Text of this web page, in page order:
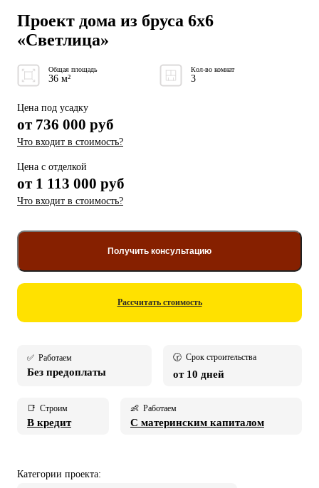
Проект дома из бруса 6x6
«Светлица»
Общая площадь
36 м²
Кол-во комнат
3
Цена под усадку
от 736 000 руб
Что входит в стоимость?
Цена с отделкой
от 1 113 000 руб
Что входит в стоимость?
Получить консультацию
Рассчитать стоимость
✅ Работаем
Без предоплаты
🕝 Срок строительства
от 10 дней
📑 Строим
В кредит
👶 Работаем
С материнским капиталом
Категории проекта: